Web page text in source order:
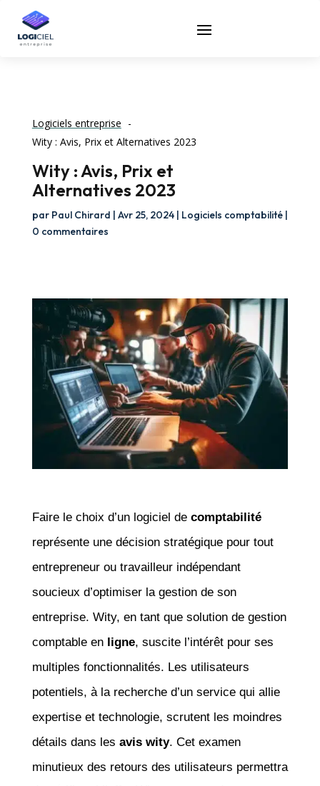
Logiciels entreprise
Wity : Avis, Prix et Alternatives 2023
Wity : Avis, Prix et
Alternatives 2023
par Paul Chirard | Avr 25, 2024| Logiciels comptabilité|
0 commentaires
Faire le choix d’un logiciel de comptabilité
représente une décision stratégique pour tout
entrepreneur ou travailleur indépendant
soucieux d’optimiser la gestion de son
entreprise. Wity, en tant que solution de gestion
comptable en ligne, suscite l’intérêt pour ses
multiples fonctionnalités. Les utilisateurs
potentiels, à la recherche d’un service qui allie
expertise et technologie, scrutent les moindres
détails dans les avis wity. Cet examen
minutieux des retours des utilisateurs permettra